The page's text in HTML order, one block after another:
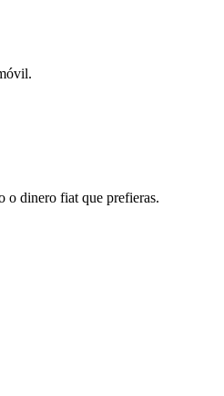
o dinero fiat que prefieras.